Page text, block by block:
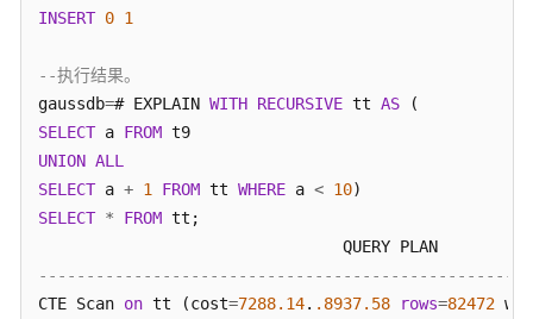
发
指
南
（分
式
_V2.0-
INSERT 0 1
--执行结果。
gaussdb=# EXPLAIN WITH RECURSIVE tt AS
SELECT a FROM
UNION ALL
SELECT a + 1 FROM tt WHERE a < 10
SELECT * FROM tt;
CTE Scan on tt (cost=7288.14. .8937.58 rows=82472